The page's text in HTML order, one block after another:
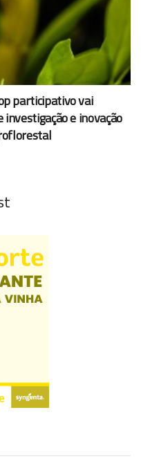
participativo vai
e inovação